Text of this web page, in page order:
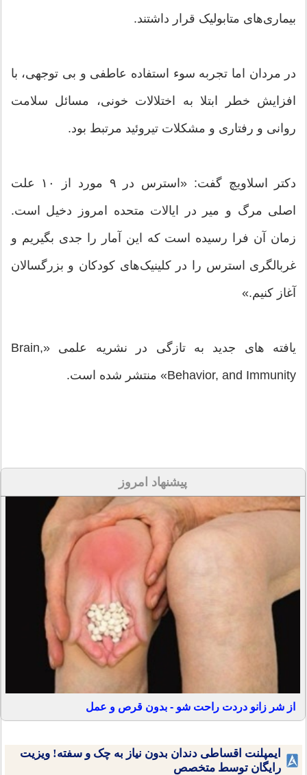
بیماری‌های متابولیک قرار داشتند.
در مردان اما تجربه سوء استفاده عاطفی و بی توجهی، با
افزایش خطر ابتلا به اختلالات خونی، مسائل سلامت
روانی و رفتاری و مشکلات تیروئید مرتبط بود.
دکتر اسلاویچ گفت: «استرس در ۹ مورد از ۱۰ علت
اصلی مرگ و میر در ایالات متحده امروز دخیل است.
زمان آن فرا رسیده است که این آمار را جدی بگیریم و
غربالگری استرس را در کلینیک‌های کودکان و بزرگسالان
آغاز کنیم.»
یافته های جدید به تازگی در نشریه علمی «Brain,
Behavior, and Immunity» منتشر شده است.
پیشنهاد امروز
از شر زانو دردت راحت شو - بدون قرص و عمل
ایمپلنت اقساطی دندان بدون نیاز به چک و سفته! ویزیت
رایگان توسط متخصص